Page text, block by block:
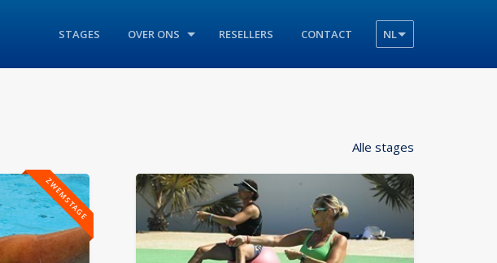
STAGES OVER ONS RESELLERS CONTACT NL
Alle stages
ZWEMSTAGE